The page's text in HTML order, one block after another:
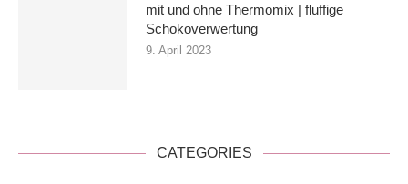
mit und ohne Thermomix | fluffige
Schokoverwertung
9. April 2023
CATEGORIES